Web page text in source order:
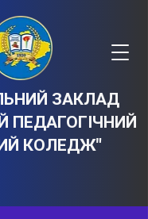
ЗАКЛАД
ПЕДАГОГІЧНИЙ
КОЛЕДЖ"